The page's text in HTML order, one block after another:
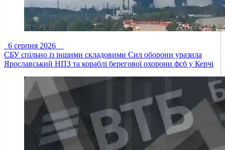
6 серпня 2026
СБУ спільно із іншими складовими Сил оборони уразила
Ярославський НПЗ та кораблі берегової охорони фсб у Керчі